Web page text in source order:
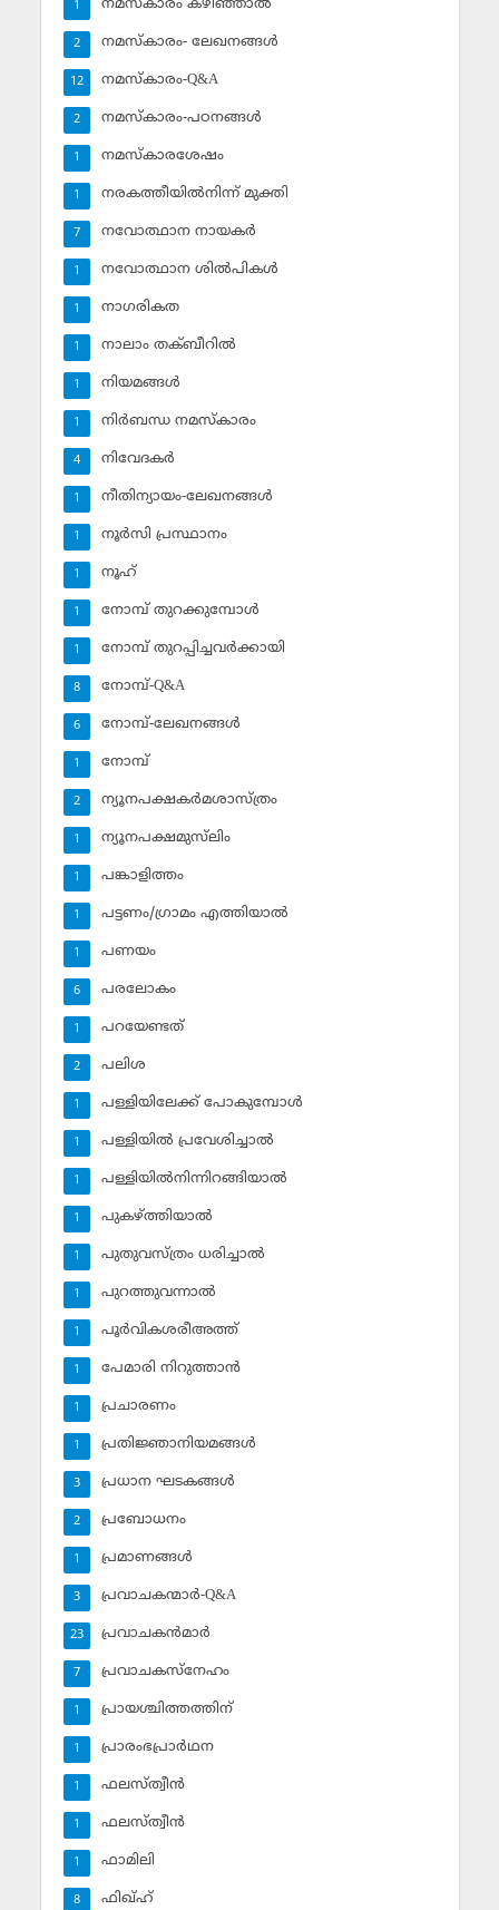
നമസ്‌കാരം കഴിഞ്ഞാല്‍
1
നമസ്‌കാരം- ലേഖനങ്ങള്‍
2
നമസ്‌കാരം-Q&A
12
നമസ്‌കാരം-പഠനങ്ങള്‍
2
നമസ്‌കാരശേഷം
1
നരകത്തീയില്‍നിന്ന് മുക്തി
1
നവോത്ഥാന നായകര്‍
7
നവോത്ഥാന ശില്‍പികള്‍
1
നാഗരികത
1
നാലാം തക്ബീറില്‍
1
നിയമങ്ങള്‍
1
നിര്‍ബന്ധ നമസ്‌കാരം
1
നിവേദകര്‍
4
നീതിന്യായം-ലേഖനങ്ങള്‍
1
നൂര്‍സി പ്രസ്ഥാനം
1
നൂഹ്‌
1
നോമ്പ് തുറക്കുമ്പോള്‍
1
നോമ്പ് തുറപ്പിച്ചവര്‍ക്കായി
1
നോമ്പ്-Q&A
8
നോമ്പ്-ലേഖനങ്ങള്‍
6
നോമ്പ്‌
1
ന്യൂനപക്ഷകര്‍മശാസ്ത്രം
2
ന്യൂനപക്ഷമുസ്‌ലിം
1
പങ്കാളിത്തം
1
പട്ടണം/ഗ്രാമം എത്തിയാല്‍
1
പണയം
1
പരലോകം
6
പറയേണ്ടത്
1
പലിശ
2
പള്ളിയിലേക്ക് പോകുമ്പോള്‍
1
പള്ളിയില്‍ പ്രവേശിച്ചാല്‍
1
പള്ളിയില്‍നിന്നിറങ്ങിയാല്‍
1
പുകഴ്ത്തിയാല്‍
1
പുതുവസ്ത്രം ധരിച്ചാല്‍
1
പുറത്തുവന്നാല്‍
1
പൂര്‍വികശരീഅത്ത്
1
പേമാരി നിറുത്താന്‍
1
പ്രചാരണം
1
പ്രതിജ്ഞാനിയമങ്ങള്‍
1
പ്രധാന ഘടകങ്ങള്‍
3
പ്രബോധനം
2
പ്രമാണങ്ങള്‍
1
പ്രവാചകന്മാര്‍-Q&A
3
പ്രവാചകന്‍മാര്‍
23
പ്രവാചകസ്‌നേഹം
7
പ്രായശ്ചിത്തത്തിന്
1
പ്രാരംഭപ്രാര്‍ഥന
1
ഫലസ്ത്വീൻ
1
ഫലസ്ത്വീൻ
1
ഫാമിലി
1
ഫിഖ്ഹ്
8